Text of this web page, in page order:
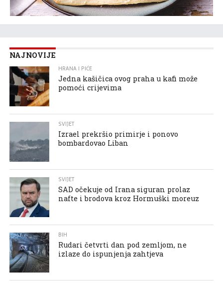
NAJNOVIJE
HRANA I PIĆE
Jedna kašičica ovog praha u kafi može
pomoći crijevima
SVIJET
Izrael prekršio primirje i ponovo
bombardovao Liban
SVIJET
SAD očekuje od Irana siguran prolaz
nafte i brodova kroz Hormuški moreuz
BIH
Rudari četvrti dan pod zemljom, ne
izlaze do ispunjenja zahtjeva